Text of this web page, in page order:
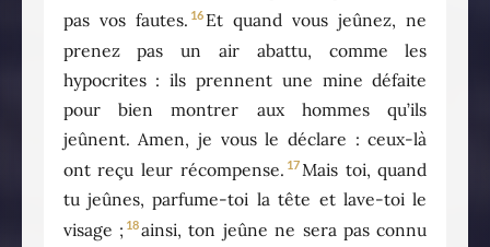
pas vos fautes. 16 Et quand vous jeûnez, ne
prenez pas un air abattu, comme les
hypocrites : ils prennent une mine défaite
pour bien montrer aux hommes qu’ils
jeûnent. Amen, je vous le déclare : ceux-là
ont reçu leur récompense. 17 Mais toi, quand
tu jeûnes, parfume-toi la tête et lave-toi le
visage ; 18ainsi, ton jeûne ne sera pas connu